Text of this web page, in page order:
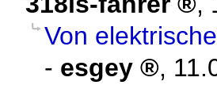
Von
- esgey ,